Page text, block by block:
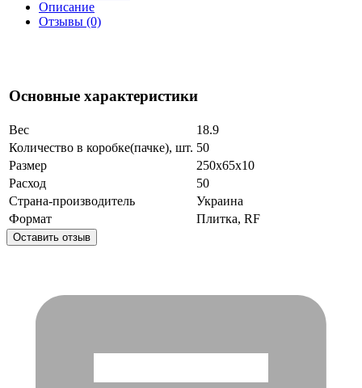
Описание
Отзывы (0)
Основные характеристики
Вес
18.9
Количество в коробке(пачке), шт. 50
Размер
250x65x10
Расход
50
Страна-производитель
Украина
Формат
Плитка, RF
Оставить отзыв